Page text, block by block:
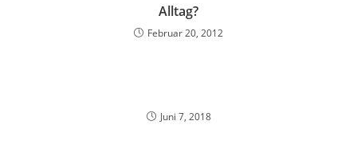
Alltag?
Februar 20, 2012
Juni 7, 2018